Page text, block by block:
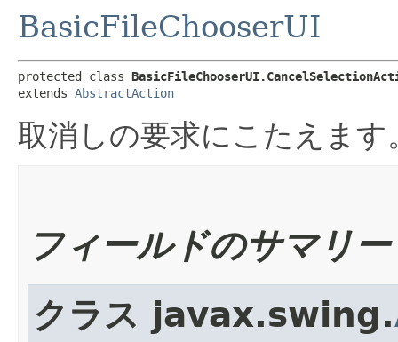
BasicFileChooserUI
protected class
extends AbstractAction
取消しの要求にこたえます
フィールドのサマリー
クラス javax.swing.